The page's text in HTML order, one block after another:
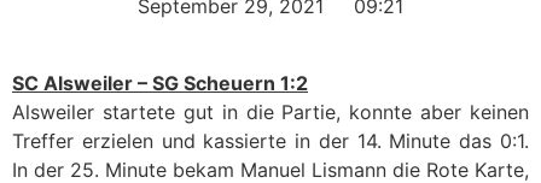
September 29, 2021 09:21
SC Alsweiler – SG Scheuern 1:2
Alsweiler startete gut in die Partie, konnte aber keinen
Treffer erzielen und kassierte in der 14. Minute das 0:1.
In der 25. Minute bekam Manuel Lismann die Rote Karte,